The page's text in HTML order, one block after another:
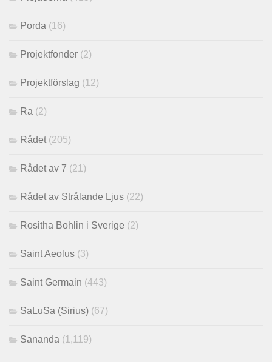
Porda (16)
Projektfonder (2)
Projektförslag (12)
Ra (2)
Rådet(205)
Rådet av 7 (21)
Rådet av Strålande Ljus (22)
Rositha Bohlin i Sverige (2)
Saint Aeolus (3)
Saint Germain (443)
SaLuSa (Sirius) (67)
Sananda (1,119)